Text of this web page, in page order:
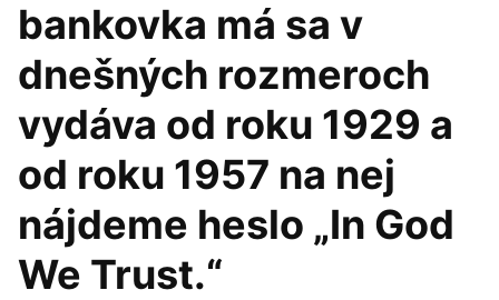
bankovka má sa v
dnešných rozmeroch
vydáva od roku 1929 a
od roku 1957 na nej
nájdeme heslo „In God
We Trust.“